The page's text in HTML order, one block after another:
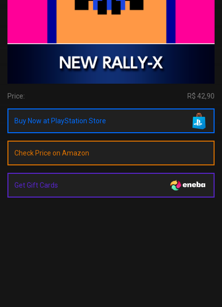
Price: R$ 42,90
Buy Now at PlayStation Store
Check Price on Amazon
Get Gift Cards